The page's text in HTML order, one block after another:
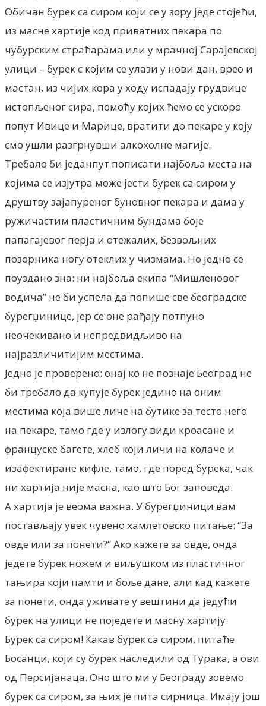
Обичан бурек са сиром који се у зору једе стојећи,
из масне хартије код приватних пекара по
чубурским страћарама или у мрачној Сарајевској
улици – бурек с којим се улази у нови дан, врео и
мастан, из чијих кора у ходу испадају грудвице
истопљеног сира, помоћу којих ћемо се ускоро
попут Ивице и Марице, вратити до пекаре у коју
смо ушли разгрнувши алкохолне магије.
Требало би једанпут пописати најбоља места на
којима се изјутра може јести бурек са сиром у
друштву зајапуреног буновног пекара и дама у
ружичастим пластичним бундама боје
папагајевог перја и отежалих, безвољних
позорника ногу отеклих у чизмама. Но једно се
поуздано зна: ни најбоља екипа “Мишленовог
водича” не би успела да попише све београдске
бурегџинице, јер се оне рађају потпуно
неочекивано и непредвидљиво на
најразличитијим местима.
Једно је проверено: онај ко не познаје Београд не
би требало да купује бурек једино на оним
местима која више личе на бутике за тесто него
на пекаре, тамо где у излогу види кроасане и
француске багете, хлеб који личи на колаче и
изафектиране кифле, тамо, где поред бурека, чак
ни хартија није масна, као што Бог заповеда.
А хартија је веома важна. У бурегџиници вам
постављају увек чувено хамлетовско питање: “За
овде или за понети?” Ако кажете за овде, онда
једете бурек ножем и виљушком из пластичног
тањира који памти и боље дане, али кад кажете
за понети, онда уживате у вештини да једући
бурек на улици не поједете и масну хартију.
Бурек са сиром! Какав бурек са сиром, питаће
Босанци, који су бурек наследили од Турака, а ови
од Персијанаца. Оно што ми у Београду зовемо
бурек са сиром, за њих је пита сирница. Имају још